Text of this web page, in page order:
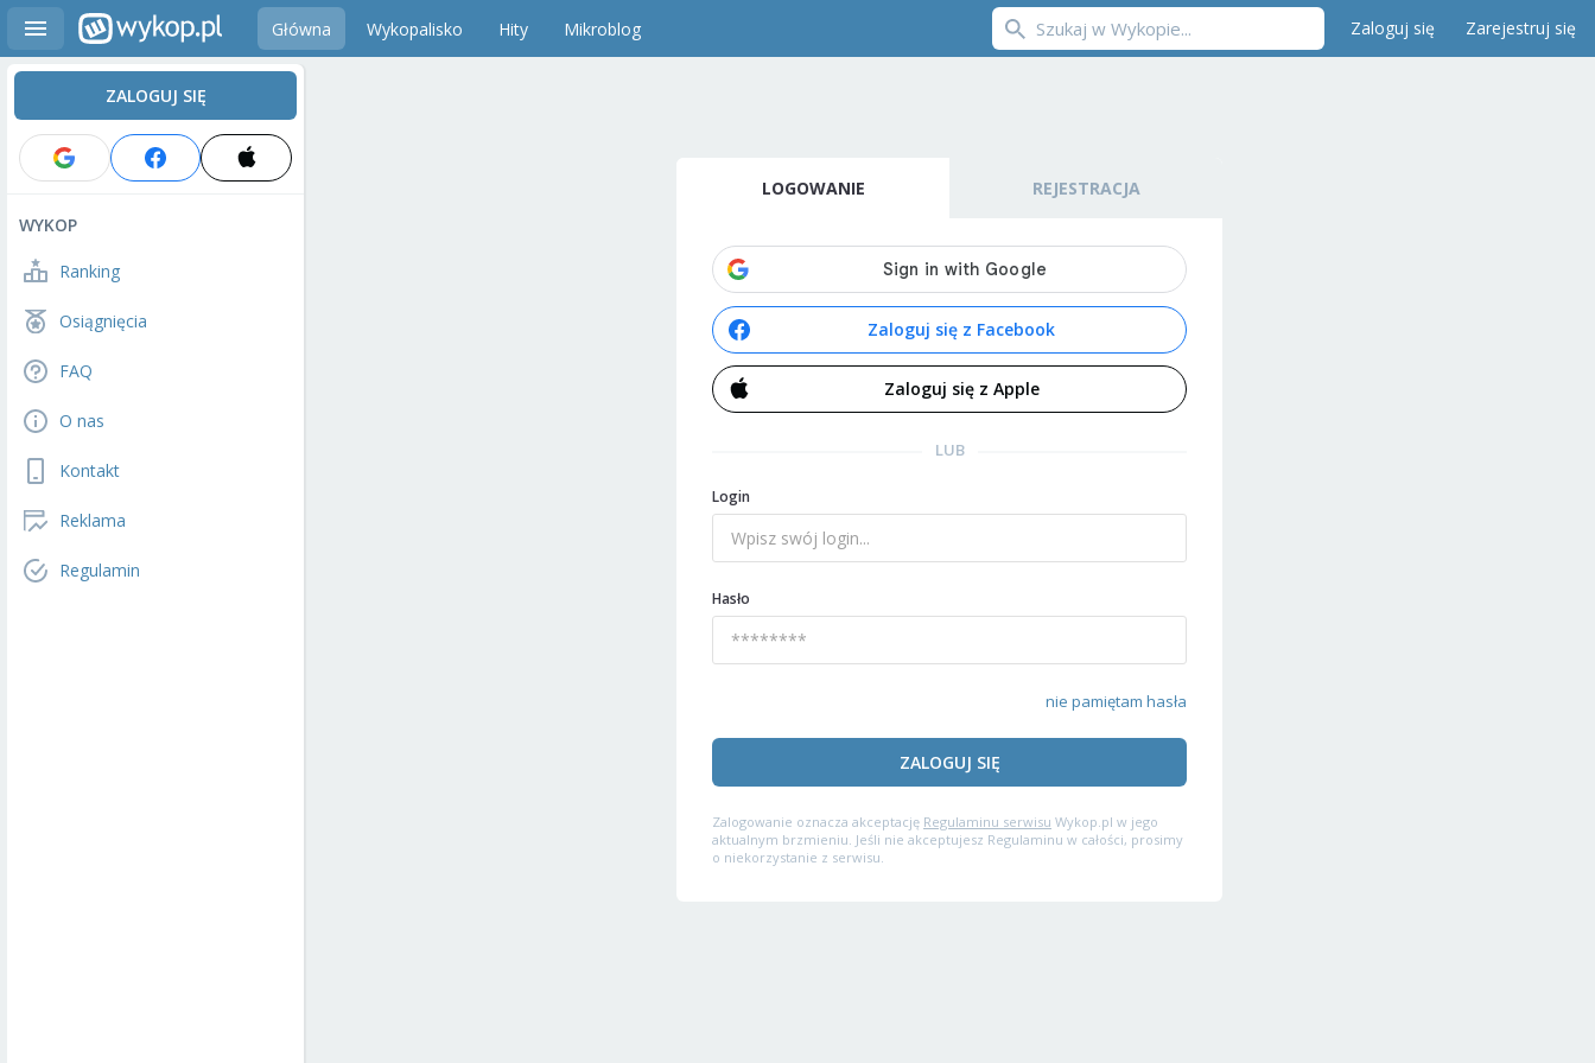
Główna Wykopalisko Hity Mikroblog Zaloguj się Zarejestruj się
ZALOGUJ SIĘ
WYKOP
Ranking
Osiągnięcia
FAQ
O nas
Kontakt
Reklama
Regulamin
LOGOWANIE REJESTRACJA
Zaloguj się z Facebook
Zaloguj się z Apple
LUB
Login
Hasło
nie pamiętam hasła
ZALOGUJ SIĘ
Zalogowanie oznacza akceptację Regulaminu serwisu Wykop.pl w jego
aktualnym brzmieniu. Jeśli nie akceptujesz Regulaminu w całości, prosimy
o niekorzystanie z serwisu.